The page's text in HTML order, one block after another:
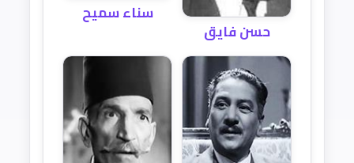
حسن فايق
سناء سميح